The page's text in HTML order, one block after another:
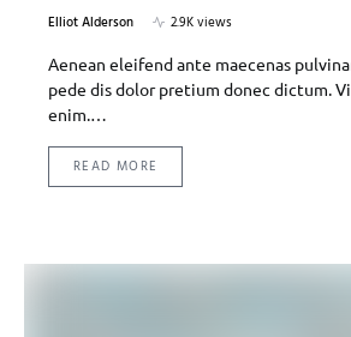
Elliot Alderson
2.9K views
Aenean eleifend ante maecenas
pede dis dolor pretium donec dictum.
enim.…
READ MORE